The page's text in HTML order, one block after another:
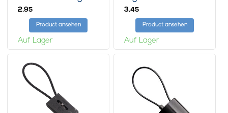
schwarz
2,95
Product ansehen
Auf Lager
3,45
Product ansehen
Auf Lager